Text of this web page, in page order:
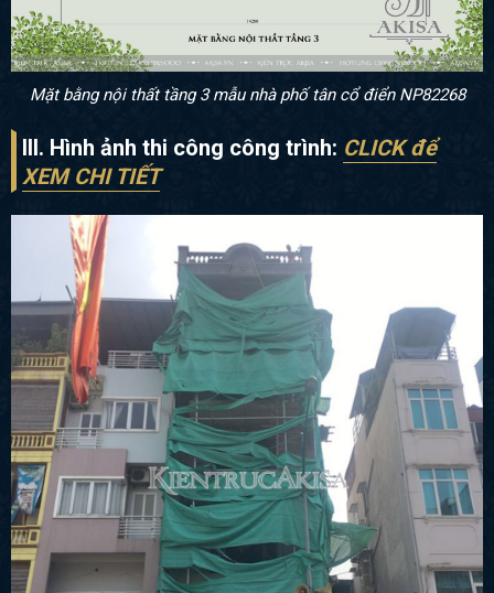
Mặt bằng nội thất tầng 3 mẫu nhà phố tân cổ điển NP82268
III. Hình ảnh thi công công trình: CLICK để
XEM CHI TIẾT